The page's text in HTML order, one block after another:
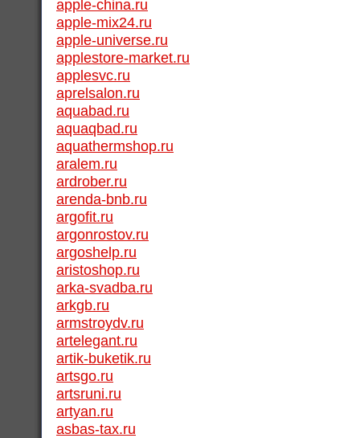
apple-china.ru
apple-mix24.ru
apple-universe.ru
applestore-market.ru
applesvc.ru
aprelsalon.ru
aquabad.ru
aquaqbad.ru
aquathermshop.ru
aralem.ru
ardrober.ru
arenda-bnb.ru
argofit.ru
argonrostov.ru
argoshelp.ru
aristoshop.ru
arka-svadba.ru
arkgb.ru
armstroydv.ru
artelegant.ru
artik-buketik.ru
artsgo.ru
artsruni.ru
artyan.ru
asbas-tax.ru